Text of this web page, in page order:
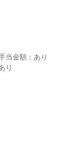
当金額：あり